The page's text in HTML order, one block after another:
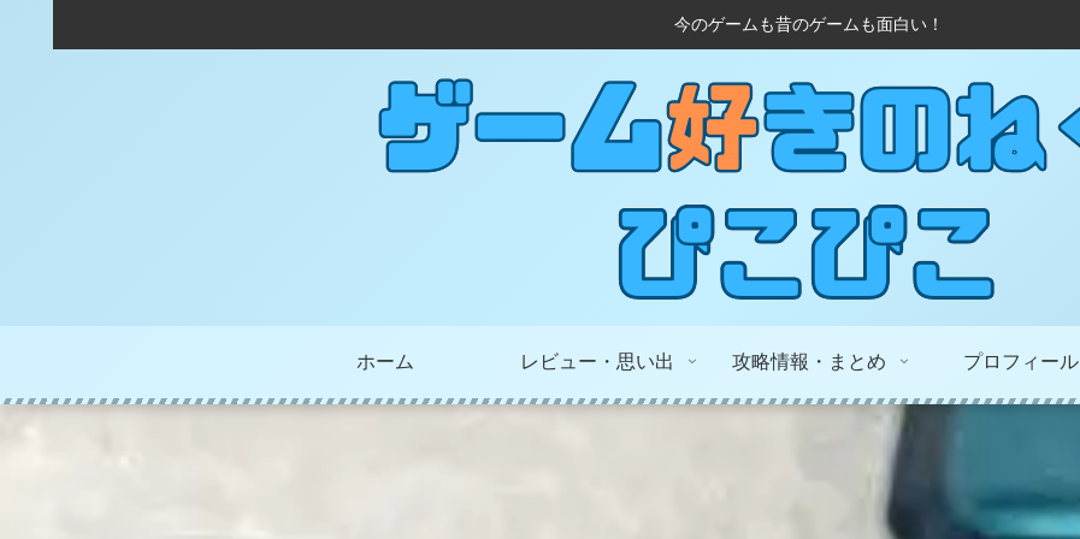
今のゲームも昔のゲームも面白い！
ホーム レビュー・思い出 攻略情報・まとめ プロフィール